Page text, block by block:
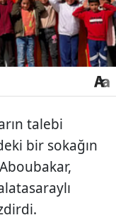
talebi
bir sokağın